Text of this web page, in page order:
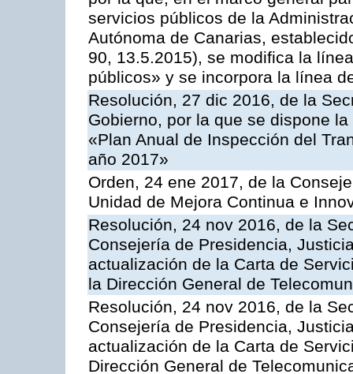
servicios públicos de la
Autónoma de Canarias,
90, 13.5.2015), se modifica la
públicos» y se incorpora la línea
Resolución, 27 dic 2016, de la
Gobierno, por la que se dispone
«Plan Anual de Inspección del
año 2017»
Orden, 24 ene 2017, de la
Unidad de Mejora Continua e
Resolución, 24 nov 2016, de la
Consejería de Presidencia,
actualización de la Carta de
la Dirección General de
Resolución, 24 nov 2016, de la
Consejería de Presidencia,
actualización de la Carta de
Dirección General de